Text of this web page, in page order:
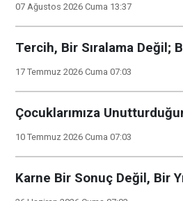
07 Ağustos 2026 Cuma 13:37
Tercih, Bir Sıralama Değil;
17 Temmuz 2026 Cuma 07:03
Çocuklarımıza
10 Temmuz 2026 Cuma 07:03
Karne Bir Sonuç Değil, Bir